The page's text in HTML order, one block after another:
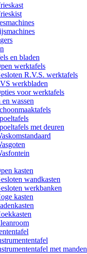
en bladen
werktafels
R.V.S. werktafels
werkbladen
voor werktafels
en wassen
met deuren
kasten
wandkasten
werkbanken
kasten
met manden